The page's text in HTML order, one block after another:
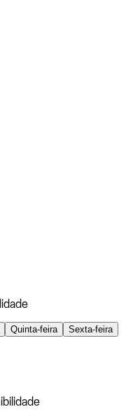
Quinta-feira
Sexta-feira